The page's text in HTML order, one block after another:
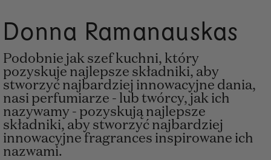
Donna Ramanauskas
Podobnie jak szef kuchni, który
pozyskuje najlepsze składniki, aby
stworzyć najbardziej innowacyjne dania,
nasi perfumiarze - lub twórcy, jak ich
nazywamy - pozyskują najlepsze
składniki, aby stworzyć najbardziej
innowacyjne fragrances inspirowane ich
nazwami.